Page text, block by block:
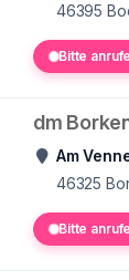
46395
Bitte
dm
Am
46325
Bitte